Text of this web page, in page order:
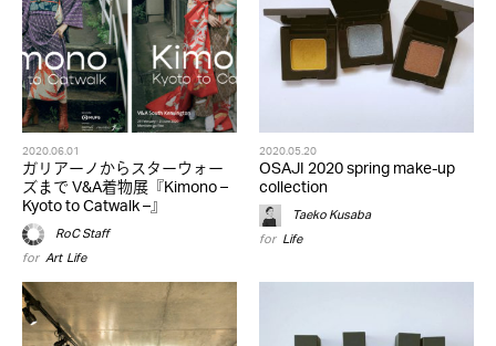
2020.06.01
ガリアーノからスターウォー
ズまで V&A着物展『Kimono –
Kyoto to Catwalk –』
RoC Staff
for Art,Life
2020.05.20
OSAJI 2020 spring make-up
collection
Taeko Kusaba
for Life